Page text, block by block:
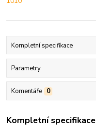
Kompletní specifikace
Parametry
Komentáře 0
Kompletní specifikace